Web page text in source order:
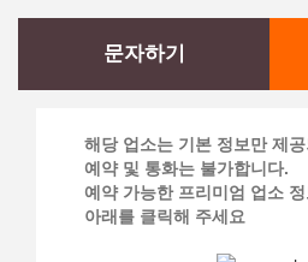
문자하기
해당 업소는 기본 정보만 제공
예약 및 통화는 불가합니다.
예약 가능한 프리미엄 업소
아래를 클릭해 주세요